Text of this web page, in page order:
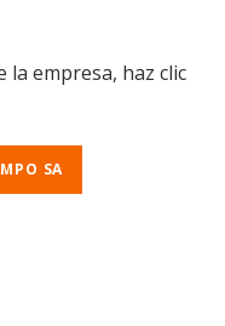
la empresa, haz clic
SA